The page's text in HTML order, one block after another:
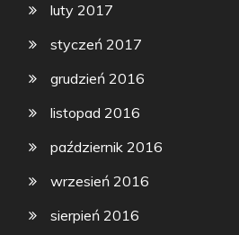
luty 2017
styczeń 2017
grudzień 2016
listopad 2016
październik 2016
wrzesień 2016
sierpień 2016